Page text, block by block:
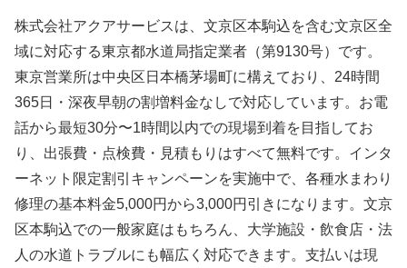
株式会社アクアサービスは、文京区本駒込を含む文京区全
域に対応する東京都水道局指定業者（第9130号）です。
東京営業所は中央区日本橋茅場町に構えており、24時間
365日・深夜早朝の割増料金なしで対応しています。お電
話から最短30分〜1時間以内での現場到着を目指してお
り、出張費・点検費・見積もりはすべて無料です。インタ
ーネット限定割引キャンペーンを実施中で、各種水まわり
修理の基本料金5,000円から3,000円引きになります。文京
区本駒込での一般家庭はもちろん、大学施設・飲食店・法
人の水道トラブルにも幅広く対応できます。支払いは現